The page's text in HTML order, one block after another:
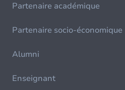
Partenaire académique
Partenaire socio-économique
Alumni
Enseignant